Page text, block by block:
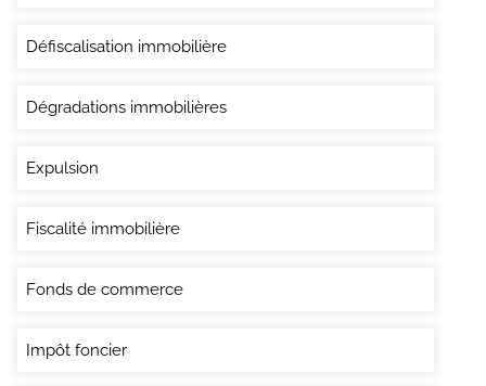
Défiscalisation immobilière
Dégradations immobilières
Expulsion
Fiscalité immobilière
Fonds de commerce
Impôt foncier